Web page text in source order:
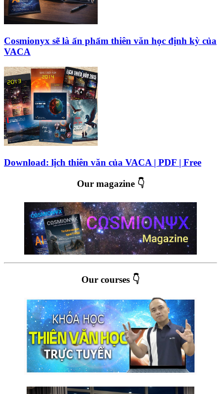
Cosmionyx sẽ là ấn phẩm thiên văn học định kỳ của
VACA
Download: lịch thiên văn của VACA | PDF | Free
Our magazine 👇
Our courses 👇